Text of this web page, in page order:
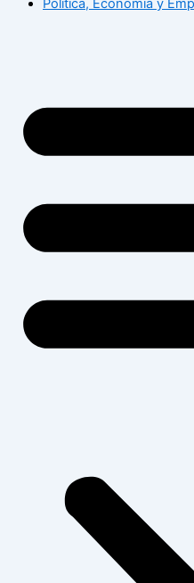
Política, Economía y